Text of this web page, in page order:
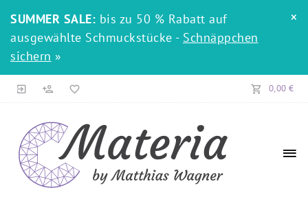
SUMMER SALE: bis zu 50 % Rabatt auf
ausgewählte Schmuckstücke - Schnäppchen
sichern »
×
0,00 €